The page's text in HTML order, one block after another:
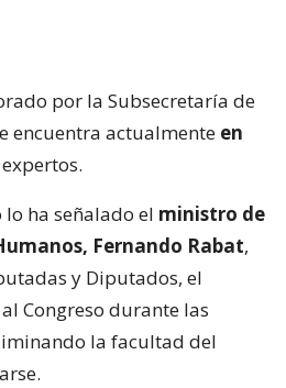
por la Subsecretaría de
encuentra actualmente en
ha señalado el ministro de
Fernando Rabat,
y Diputados, el
Congreso durante las
la facultad del